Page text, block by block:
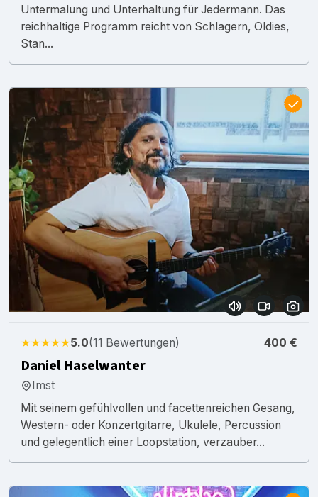
Untermalung und Unterhaltung für Jedermann. Das
reichhaltige Programm reicht von Schlagern, Oldies,
Stan...
★★★★★5.0(11 Bewertungen) 400 €
Daniel Haselwanter
Imst
Mit seinem gefühlvollen und facettenreichen Gesang,
Western- oder Konzertgitarre, Ukulele, Percussion
und gelegentlich einer Loopstation, verzauber...